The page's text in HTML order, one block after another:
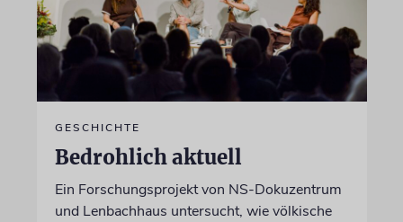
GESCHICHTE
Bedrohlich aktuell
Ein Forschungsprojekt von NS-Dokuzentrum
und Lenbachhaus untersucht, wie völkische